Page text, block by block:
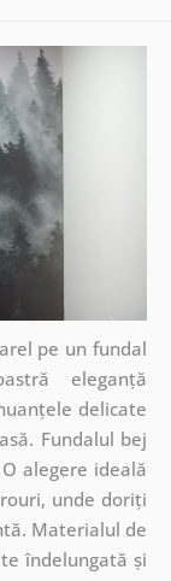
pe un fundal
eleganță
delicate
Fundalul bej
alegere ideală
unde doriți
Materialul de
îndelungată și